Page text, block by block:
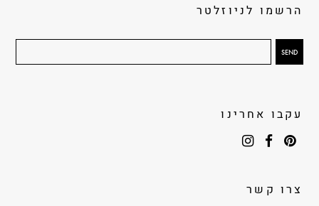
הרשמו לניוזלטר
עקבו אחרינו
צרו קשר